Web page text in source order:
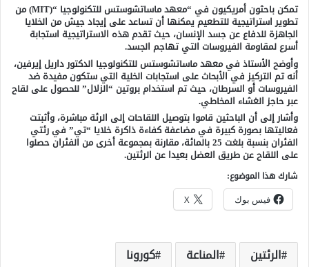
تمكن باحثون أمريكيون في “معهد ماساتشوستس للتكنولوجيا “(MIT) من
تطوير استراتيجية للتطعيم يمكنها أن تساعد على إيجاد جيش من الخلايا
الجاهزة للدفاع عن جسد الإنسان، حيث تقدم هذه الاستراتيجية استجابة
أسرع لمقاومة الفيروسات التي تهاجم الجسد.
وأوضح الأستاذ في معهد ماساتشوستس للتكنولوجيا الدكتور داريل إيرفين،
أنه تم التركيز في الأبحاث على استجابات الخلية التي ستكون مفيدة ضد
الفيروسات أو السرطان، حيث تم استخدام بروتين “الزلال” للحصول على لقاح
عبر حاجز الغشاء المخاطي.
وأشار إلى أن الباحثين قاموا بتوصيل اللقاحات إلى الرئة مباشرة، وأثبتت
فعاليتها بصورة كبيرة في مضاعفة كفاءة ذاكرة خلايا “تي” في رئتي
الفئران بنسبة بلغت 25 بالمائة، مقارنة بمجموعة أخرى من الفئران حصلوا
على اللقاح عن طريق العضل بعيدا عن الرئتين.
شارك هذا الموضوع:
فيس بوك X
الرئتين المناعة كورونا